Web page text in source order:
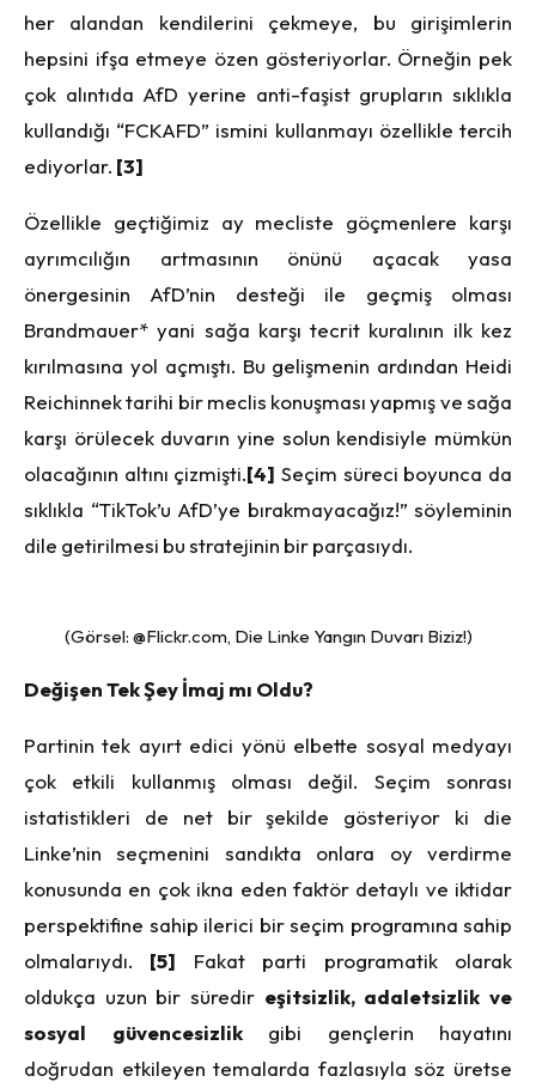
her alandan kendilerini çekmeye, bu girişimlerin
hepsini ifşa etmeye özen gösteriyorlar. Örneğin pek
çok alıntıda AfD yerine anti-faşist grupların sıklıkla
kullandığı “FCKAFD” ismini kullanmayı özellikle tercih
ediyorlar. [3]
Özellikle geçtiğimiz ay mecliste göçmenlere karşı
ayrımcılığın artmasının önünü açacak yasa
önergesinin AfD’nin desteği ile geçmiş olması
Brandmauer* yani sağa karşı tecrit kuralının ilk kez
kırılmasına yol açmıştı. Bu gelişmenin ardından Heidi
Reichinnek tarihi bir meclis konuşması yapmış ve sağa
karşı örülecek duvarın yine solun kendisiyle mümkün
olacağının altını çizmişti.[4]Seçim süreci boyunca da
sıklıkla “TikTok’u AfD’ye bırakmayacağız!” söyleminin
dile getirilmesi bu stratejinin bir parçasıydı.
(Görsel: @Flickr.com, Die Linke Yangın Duvarı Biziz!)
Değişen Tek Şey İmaj mı Oldu?
Partinin tek ayırt edici yönü elbette sosyal medyayı
çok etkili kullanmış olması değil. Seçim sonrası
istatistikleri de net bir şekilde gösteriyor ki die
Linke’nin seçmenini sandıkta onlara oy verdirme
konusunda en çok ikna eden faktör detaylı ve iktidar
perspektifine sahip ilerici bir seçim programına sahip
olmalarıydı. [5] Fakat parti programatik olarak
oldukça uzun bir süredir eşitsizlik, adaletsizlik ve
sosyal güvencesizlikgibi gençlerin hayatını
doğrudan etkileyen temalarda fazlasıyla söz üretse